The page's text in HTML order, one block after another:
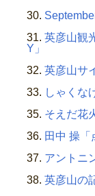
英彦山観
Y」
英彦山サ
しゃくな
そえだ花
田中 操「
アントニ
英彦山の